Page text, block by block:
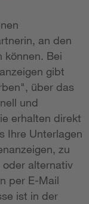
an den
können. Bei
gibt
über das
und
erhalten direkt
Ihre Unterlagen
zu
oder alternativ
per E-Mail
ist in der